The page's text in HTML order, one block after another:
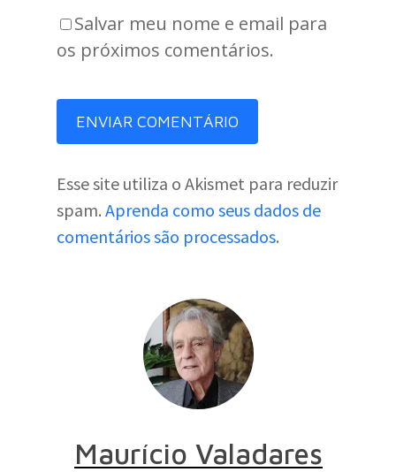
Salvar meu nome e email para
os próximos comentários.
Esse site utiliza o Akismet para reduzir
spam. Aprenda como seus dados de
comentários são processados.
Maurício Valadares